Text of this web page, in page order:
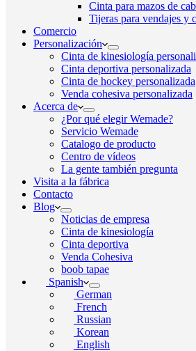
Cinta para mazos de
Tijeras para vendajes y
Comercio
Personalización
Cinta de kinesiología
Cinta deportiva personalizada
Cinta de hockey personalizada
Venda cohesiva personalizada
Acerca de
¿Por qué elegir Wemade?
Servicio Wemade
Catalogo de producto
Centro de vídeos
La gente también pregunta
Visita a la fábrica
Contacto
Blog
Noticias de empresa
Cinta de kinesiología
Cinta deportiva
Venda Cohesiva
boob tapae
Spanish
German
French
Russian
Korean
English